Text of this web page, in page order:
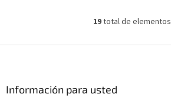
C
n
19total de elementos
Información para usted